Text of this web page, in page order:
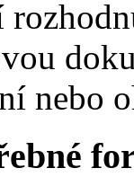
nebo